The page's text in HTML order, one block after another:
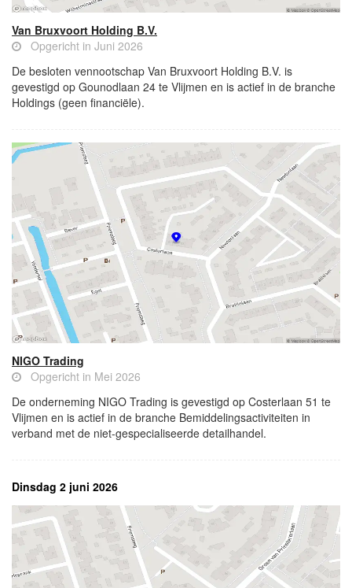
Van Bruxvoort Holding B.V.
Opgericht in Juni 2026
De besloten vennootschap Van Bruxvoort Holding B.V. is
gevestigd op Gounodlaan 24 te Vlijmen en is actief in de branche
Holdings (geen financiële).
NIGO Trading
Opgericht in Mei 2026
De onderneming NIGO Trading is gevestigd op Costerlaan 51 te
Vlijmen en is actief in de branche Bemiddelingsactiviteiten in
verband met de niet-gespecialiseerde detailhandel.
Dinsdag 2 juni 2026